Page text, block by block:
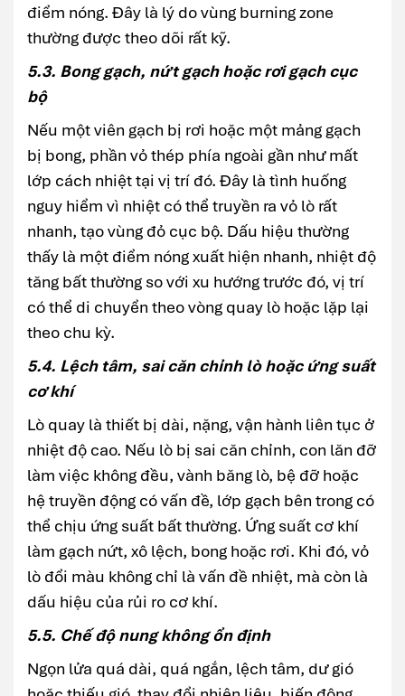
điểm nóng. Đây là lý do vùng burning zone
thường được theo dõi rất kỹ.
5.3. Bong gạch, nứt gạch hoặc rơi gạch cục
bộ
Nếu một viên gạch bị rơi hoặc một mảng gạch
bị bong, phần vỏ thép phía ngoài gần như mất
lớp cách nhiệt tại vị trí đó. Đây là tình huống
nguy hiểm vì nhiệt có thể truyền ra vỏ lò rất
nhanh, tạo vùng đỏ cục bộ. Dấu hiệu thường
thấy là một điểm nóng xuất hiện nhanh, nhiệt độ
tăng bất thường so với xu hướng trước đó, vị trí
có thể di chuyển theo vòng quay lò hoặc lặp lại
theo chu kỳ.
5.4. Lệch tâm, sai căn chỉnh lò hoặc ứng suất
cơ khí
Lò quay là thiết bị dài, nặng, vận hành liên tục ở
nhiệt độ cao. Nếu lò bị sai căn chỉnh, con lăn đỡ
làm việc không đều, vành băng lò, bệ đỡ hoặc
hệ truyền động có vấn đề, lớp gạch bên trong có
thể chịu ứng suất bất thường. Ứng suất cơ khí
làm gạch nứt, xô lệch, bong hoặc rơi. Khi đó, vỏ
lò đổi màu không chỉ là vấn đề nhiệt, mà còn là
dấu hiệu của rủi ro cơ khí.
5.5. Chế độ nung không ổn định
Ngọn lửa quá dài, quá ngắn, lệch tâm, dư gió